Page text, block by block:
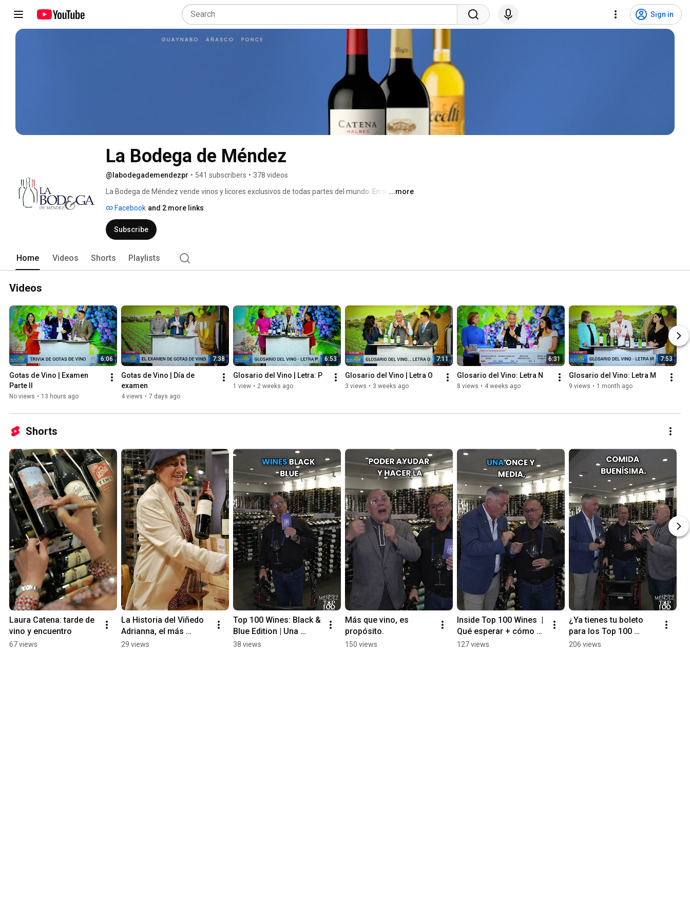
Sign in
La Bodega de Méndez
@labodegademendezpr • 541 subscribers • 378 videos
La Bodega de Méndez vende vinos y licores exclusivos de todas partes del mundo. En su
España, Francia, Italia, Portugal, y otros países. También tienen disponibles productos
gourmets. Estos incluyen una amplia selección de quesos, embutidos, pastas, salsas y
conservas que complementan las exigencias de un buen tomador de vinos.
...more
Facebook and 2 more links
Subscribe
Home Videos Shorts Playlists
Videos
6:06
Gotas de Vino | Examen
Parte II
No views • 13 hours ago
7:38
Gotas de Vino | Día de
examen
4 views • 7 days ago
6:53
Glosario del Vino | Letra: P
1 view • 2 weeks ago
7:11
Glosario del Vino | Letra O
3 views • 3 weeks ago
6:31
Glosario del Vino: Letra N
8 views • 4 weeks ago
7:53
Glosario del Vino: Letra M
9 views • 1 month ago
Shorts
Laura Catena: tarde de
vino y encuentro
67 views
La Historia del Viñedo
Adrianna, el más
famosos de
29 views
Top 100 Wines: Black &
Blue Edition | Una
noche para disfrutar
38 views
Más que vino, es
propósito.
150 views
Inside Top 100 Wines  |
Qué esperar + cómo
probarlos
127 views
¿Ya tienes tu boleto
para los Top 100
Wines?
206 views